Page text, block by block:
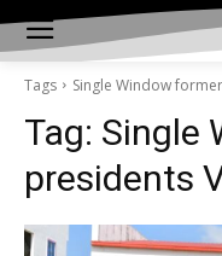
Tags Single Window
Tag: Single
presidents